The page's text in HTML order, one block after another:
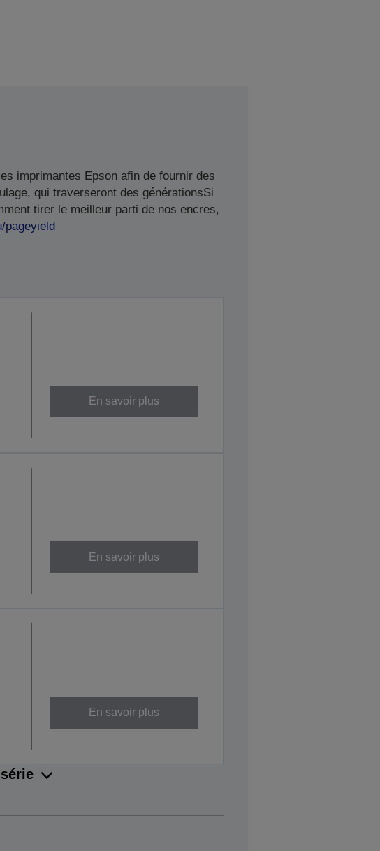
imprimantes Epson afin de fournir des
qui traverseront des générationsSi
tirer le meilleur parti de nos encres,
pageyield
En savoir plus
En savoir plus
En savoir plus